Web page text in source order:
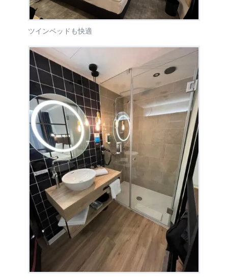
ツインベッドも快適